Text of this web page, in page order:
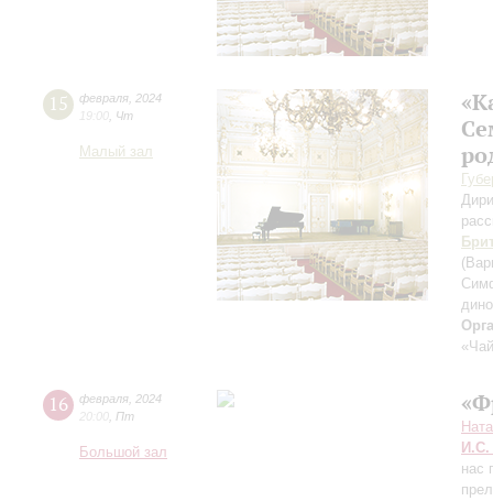
15 февраля 2024
19:00 Чт
Малый зал
16 февраля 2024
20:00 Пт
Большой зал
И.С.
нас